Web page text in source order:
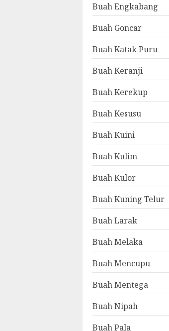
Buah Engkabang
Buah Goncar
Buah Katak Puru
Buah Keranji
Buah Kerekup
Buah Kesusu
Buah Kuini
Buah Kulim
Buah Kulor
Buah Kuning Telur
Buah Larak
Buah Melaka
Buah Mencupu
Buah Mentega
Buah Nipah
Buah Pala